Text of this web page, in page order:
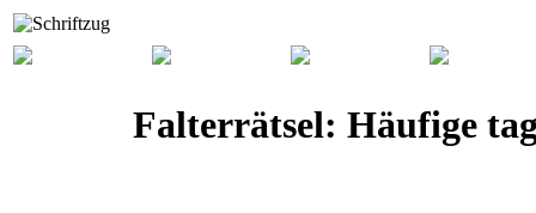
Falterrätsel: Häufige